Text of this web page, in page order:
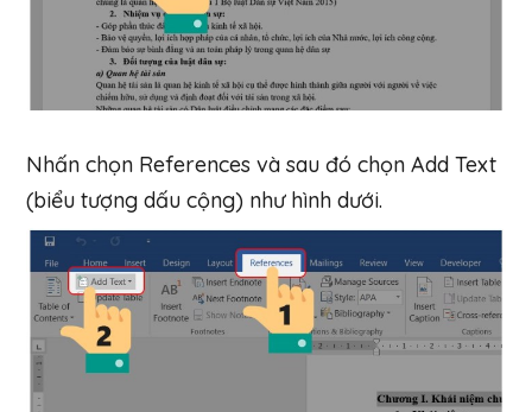
Nhấn chọn References và sau đó chọn Add Text
(biểu tượng dấu cộng) như hình dưới.